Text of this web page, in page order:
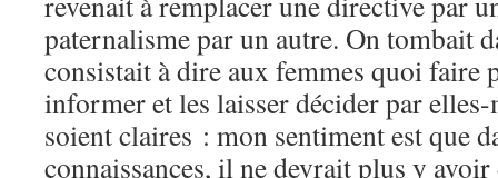
paternalisme par un autre. On tombait
consistait à dire aux femmes quoi faire
informer et les laisser décider par elles-
soient claires : mon sentiment est que
connaissances, il ne devrait plus y avoir